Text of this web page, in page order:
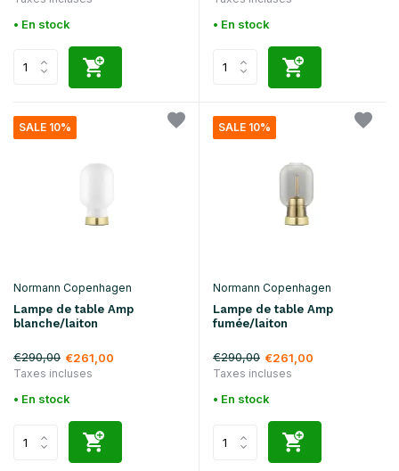
• En stock • En stock
SALE 10%
Normann Copenhagen
Lampe de table Amp
blanche/laiton
€290,00 €261,00
Taxes incluses
• En stock
SALE 10%
Normann Copenhagen
Lampe de table Amp
fumée/laiton
€290,00 €261,00
Taxes incluses
• En stock